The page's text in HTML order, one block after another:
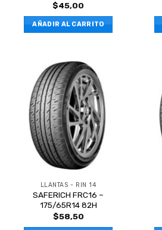
$45,00
AÑADIR AL CARRITO
LLANTAS - RIN 14
SAFERICH FRC16 –
175/65R14 82H
$58,50